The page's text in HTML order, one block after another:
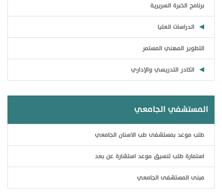
برنامج الخبرة السريرية
الدراسات العليا
التطوير المهني المستمر
الكادر التدريسي والإداري
المستشفي الجامعي
طلب موعد بمستشفى طب الاسنان الجامعي
استمارة طلب تنسيق موعد استشارة عن بعد
مبنى المستشفى الجامعي